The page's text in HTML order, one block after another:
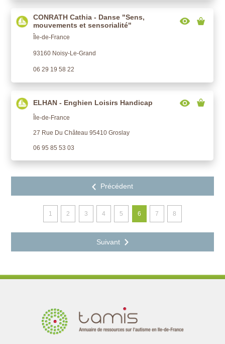
CONRATH Cathia - Danse "Sens,
mouvements et sensorialité"
Île-de-France
93160 Noisy-Le-Grand
06 29 19 58 22
ELHAN - Enghien Loisirs Handicap
Île-de-France
27 Rue Du Château 95410 Groslay
06 95 85 53 03
1 2 3 4 5 6 7 8